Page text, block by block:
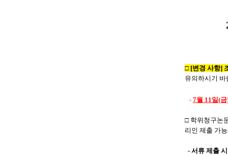
□[변경 사항]
유의하시기 바
- 7월 11일(
□ 학위청구논
리인 제출 가
- 서류 제출